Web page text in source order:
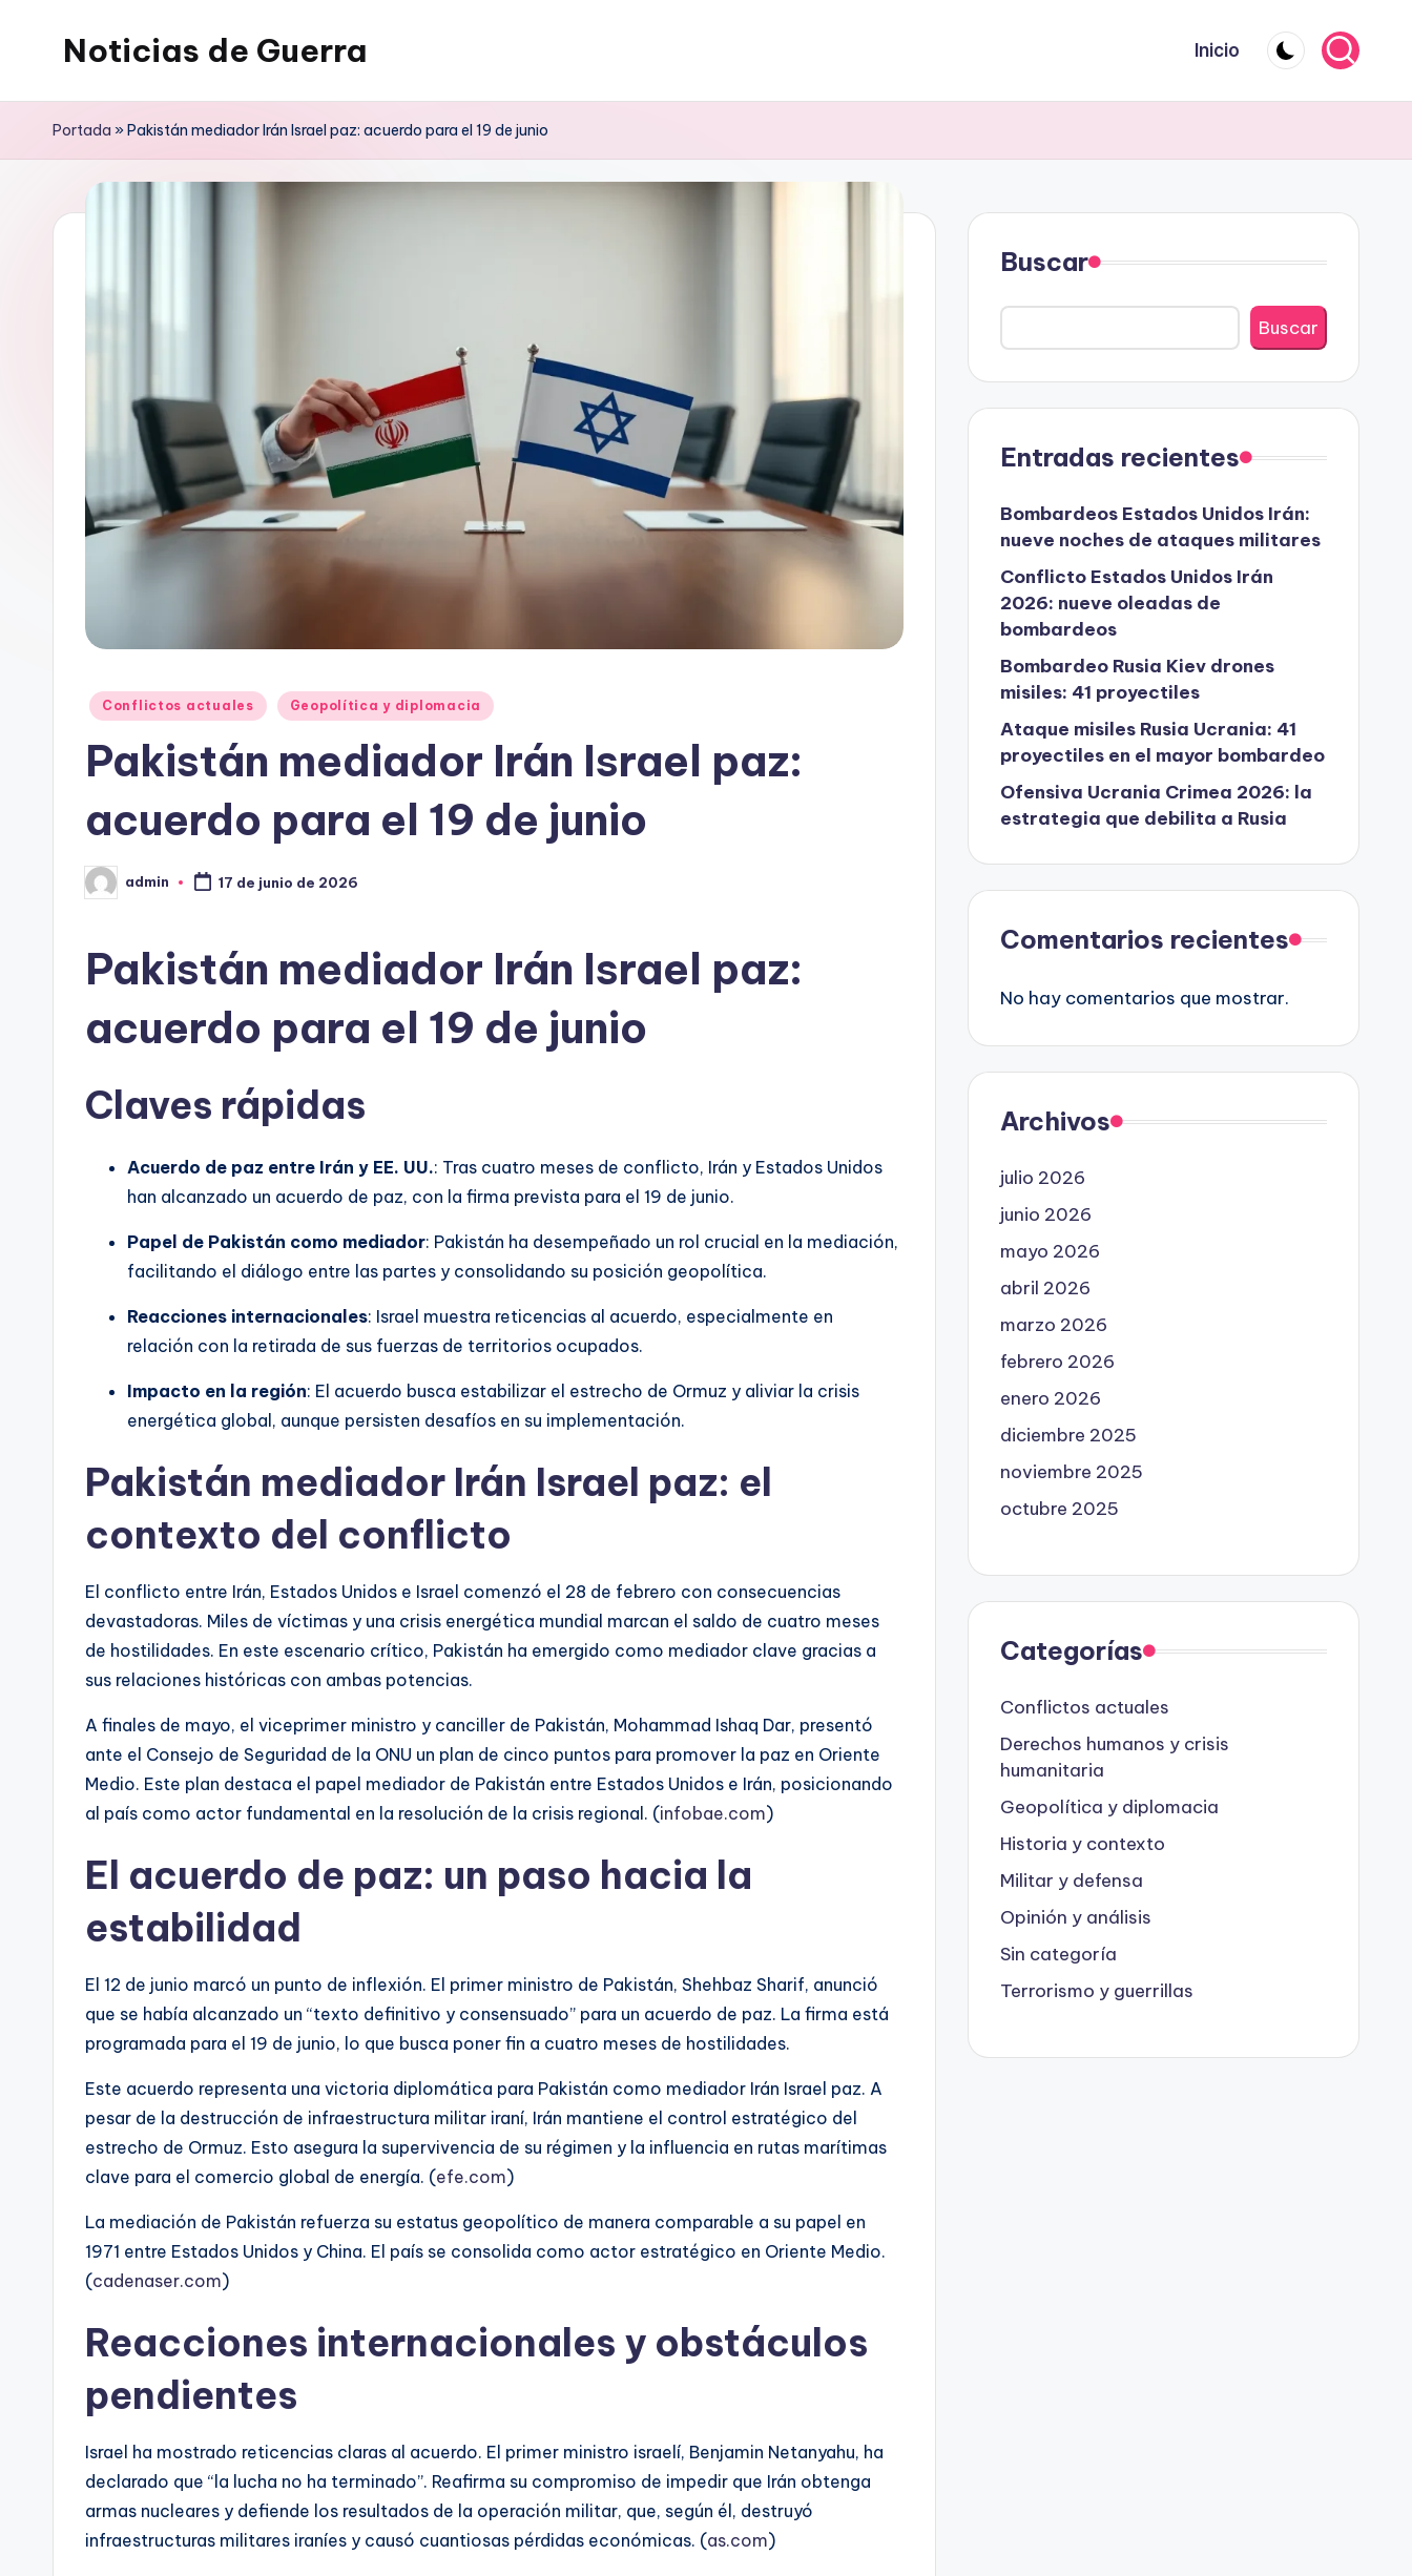
Noticias de Guerra Inicio
Portada »Pakistán mediador Irán Israel paz: acuerdo para el 19 de junio
Publicado
Conflictos actuales Geopolítica y diplomacia
Pakistán mediador Irán Israel paz:
acuerdo para el 19 de junio
Publicado
por
admin 17 de junio de 2026
Pakistán mediador Irán Israel paz:
acuerdo para el 19 de junio
Claves rápidas
Acuerdo de paz entre Irán y EE. UU.: Tras cuatro meses de conflicto, Irán y Estados Unidos
han alcanzado un acuerdo de paz, con la firma prevista para el 19 de junio.
Papel de Pakistán como mediador: Pakistán ha desempeñado un rol crucial en la mediación,
facilitando el diálogo entre las partes y consolidando su posición geopolítica.
Reacciones internacionales: Israel muestra reticencias al acuerdo, especialmente en
relación con la retirada de sus fuerzas de territorios ocupados.
Impacto en la región: El acuerdo busca estabilizar el estrecho de Ormuz y aliviar la crisis
energética global, aunque persisten desafíos en su implementación.
Pakistán mediador Irán Israel paz: el
contexto del conflicto
El conflicto entre Irán, Estados Unidos e Israel comenzó el 28 de febrero con consecuencias
devastadoras. Miles de víctimas y una crisis energética mundial marcan el saldo de cuatro meses
de hostilidades. En este escenario crítico, Pakistán ha emergido como mediador clave gracias a
sus relaciones históricas con ambas potencias.
A finales de mayo, el viceprimer ministro y canciller de Pakistán, Mohammad Ishaq Dar, presentó
ante el Consejo de Seguridad de la ONU un plan de cinco puntos para promover la paz en Oriente
Medio. Este plan destaca el papel mediador de Pakistán entre Estados Unidos e Irán, posicionando
al país como actor fundamental en la resolución de la crisis regional. (infobae.com)
El acuerdo de paz: un paso hacia la
estabilidad
El 12 de junio marcó un punto de inflexión. El primer ministro de Pakistán, Shehbaz Sharif, anunció
que se había alcanzado un “texto definitivo y consensuado” para un acuerdo de paz. La firma está
programada para el 19 de junio, lo que busca poner fin a cuatro meses de hostilidades.
Este acuerdo representa una victoria diplomática para Pakistán como mediador Irán Israel paz. A
pesar de la destrucción de infraestructura militar iraní, Irán mantiene el control estratégico del
estrecho de Ormuz. Esto asegura la supervivencia de su régimen y la influencia en rutas marítimas
clave para el comercio global de energía. (efe.com)
La mediación de Pakistán refuerza su estatus geopolítico de manera comparable a su papel en
1971 entre Estados Unidos y China. El país se consolida como actor estratégico en Oriente Medio.
(cadenaser.com)
Reacciones internacionales y obstáculos
pendientes
Israel ha mostrado reticencias claras al acuerdo. El primer ministro israelí, Benjamin Netanyahu, ha
declarado que “la lucha no ha terminado”. Reafirma su compromiso de impedir que Irán obtenga
armas nucleares y defiende los resultados de la operación militar, que, según él, destruyó
infraestructuras militares iraníes y causó cuantiosas pérdidas económicas. (as.com)
Buscar
Buscar
Entradas recientes
Bombardeos Estados Unidos Irán:
nueve noches de ataques militares
Conflicto Estados Unidos Irán
2026: nueve oleadas de
bombardeos
Bombardeo Rusia Kiev drones
misiles: 41 proyectiles
Ataque misiles Rusia Ucrania: 41
proyectiles en el mayor bombardeo
Ofensiva Ucrania Crimea 2026: la
estrategia que debilita a Rusia
Comentarios recientes
No hay comentarios que mostrar.
Archivos
julio 2026
junio 2026
mayo 2026
abril 2026
marzo 2026
febrero 2026
enero 2026
diciembre 2025
noviembre 2025
octubre 2025
Categorías
Conflictos actuales
Derechos humanos y crisis
humanitaria
Geopolítica y diplomacia
Historia y contexto
Militar y defensa
Opinión y análisis
Sin categoría
Terrorismo y guerrillas